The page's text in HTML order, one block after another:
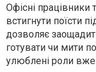
Офісні працівники
встигнути поїсти
дозволяє
готувати чи мити
улюблені роли